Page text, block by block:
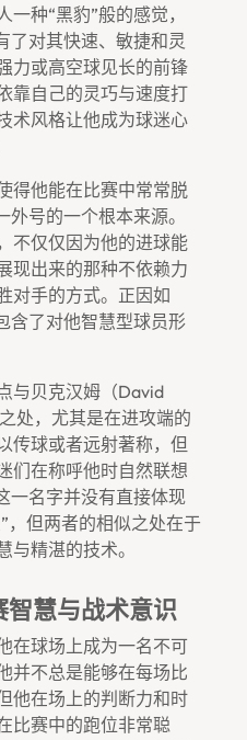
种“黑豹”般的感觉，
了对其快速、敏捷和灵
力或高空球见长的前锋
靠自己的灵巧与速度打
术风格让他成为球迷心
得他能在比赛中常常脱
号的一个根本来源。
不仅仅因为他的进球能
现出来的那种不依赖力
对手的方式。正因如
含了对他智慧型球员形
与贝克汉姆（David
处，尤其是在进攻端的
传球或者远射著称，但
们在称呼他时自然联想
一名字并没有直接体现
，但两者的相似之处在于
精湛的技术。
慧与战术意识
在球场上成为一名不可
并不总是能够在每场比
他在场上的判断力和时
比赛中的跑位非常聪